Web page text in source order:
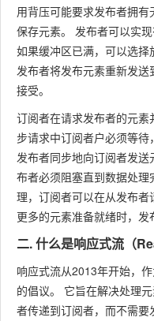
用背压可能要求发布者拥
保存元素。 发布者可以实
如果缓冲区已满，可以选
发布者将发布元素重新发
接受。
订阅者在请求发布者的元
步请求中订阅者户必须等
发布者同步地向订阅者发
布者必须阻塞直到数据处
理，订阅者可以在从发布
更多的元素准备就绪时，发
二. 什么是响应式流（
响应式流从2013年开始，
的倡议。 它旨在解决处理
者传递到订阅者，而不需